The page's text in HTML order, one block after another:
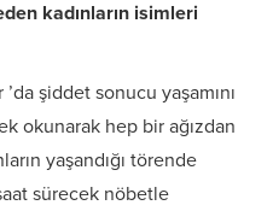
kadınların isimleri
şiddet sonucu yaşamını
okunarak hep bir ağızdan
yaşandığı törende
sürecek nöbetle